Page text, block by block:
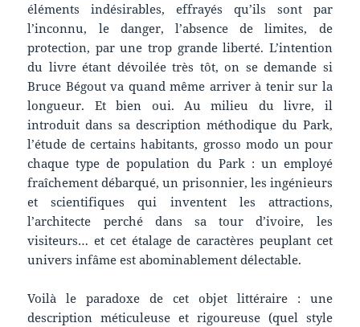
éléments indésirables, effrayés qu’ils sont par
l’inconnu, le danger, l’absence de limites, de
protection, par une trop grande liberté. L’intention
du livre étant dévoilée très tôt, on se demande si
Bruce Bégout va quand même arriver à tenir sur la
longueur. Et bien oui. Au milieu du livre, il
introduit dans sa description méthodique du Park,
l’étude de certains habitants, grosso modo un pour
chaque type de population du Park : un employé
fraîchement débarqué, un prisonnier, les ingénieurs
et scientifiques qui inventent les attractions,
l’architecte perché dans sa tour d’ivoire, les
visiteurs… et cet étalage de caractères peuplant cet
univers infâme est abominablement délectable.
Voilà le paradoxe de cet objet littéraire : une
description méticuleuse et rigoureuse (quel style